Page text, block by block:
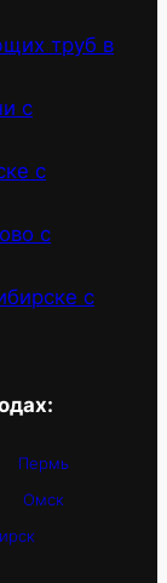
труб в
с
с
с
с
Пермь
Омск